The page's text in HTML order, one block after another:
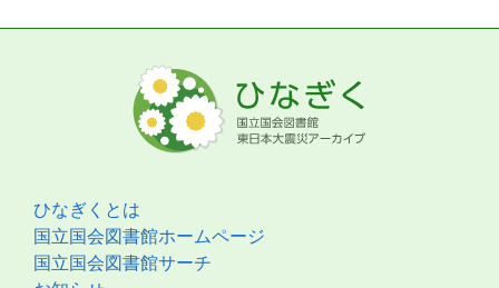
ひなぎくとは
国立国会図書館ホームページ
国立国会図書館サーチ